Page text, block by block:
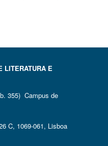
LITERATURA E
355) Campus de
C, 1069-061, Lisboa